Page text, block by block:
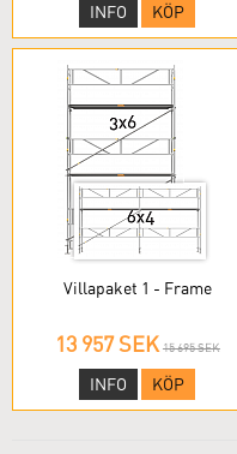
INFO KÖP
Villapaket 1 - Frame
13 957 SEK 15 695 SEK
INFO KÖP